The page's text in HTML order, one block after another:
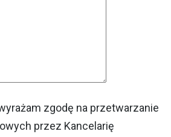
zgodę na przetwarzanie
przez Kancelarię